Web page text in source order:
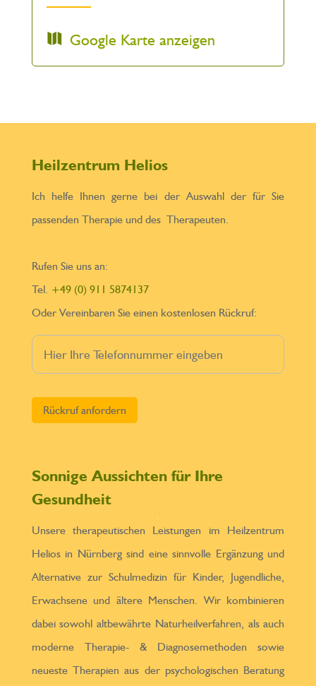
Google Karte anzeigen
Heilzentrum Helios
Ich helfe Ihnen gerne bei der Auswahl der für Sie
passenden Therapie und des Therapeuten.
Rufen Sie uns an:
Tel. +49 (0) 911 5874137
Oder Vereinbaren Sie einen kostenlosen Rückruf:
Sonnige Aussichten für Ihre
Gesundheit
Unsere therapeutischen Leistungen im Heilzentrum
Helios in Nürnberg sind eine sinnvolle Ergänzung und
Alternative zur Schulmedizin für Kinder, Jugendliche,
Erwachsene und ältere Menschen. Wir kombinieren
dabei sowohl altbewährte Naturheilverfahren, als auch
moderne Therapie- & Diagnosemethoden sowie
neueste Therapien aus der psychologischen Beratung